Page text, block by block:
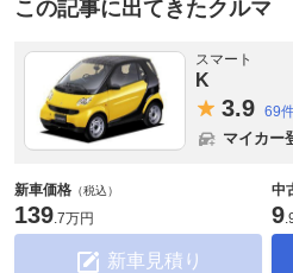
この記事に出てきたクルマ
スマート
K
3.9 69
マイカー
新車価格 （税込）
139.7万円
新車見積り
中
9.